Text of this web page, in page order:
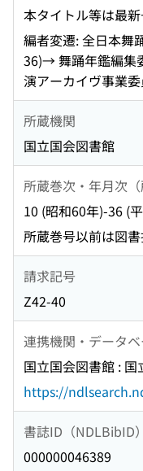
本タイトル等は最
編者変遷: 全日本舞
36)→ 舞踊年鑑編集
演アーカイヴ事業
所蔵機関
国立国会図書館
所蔵巻次・年月次（
10 (昭和60年)-36 (
所蔵巻号以前は図
請求記号
Z42-40
連携機関・データベ
国立国会図書館 :
https://
書誌ID（NDLBibID）
000000046389